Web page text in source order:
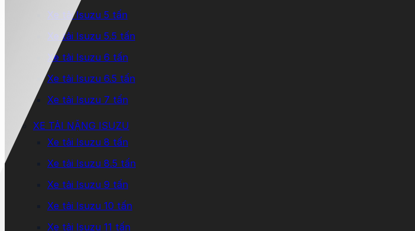
Xe tải Isuzu 5 tấn
Xe tải Isuzu 5.5 tấn
Xe tải Isuzu 6 tấn
Xe tải Isuzu 6.5 tấn
Xe tải Isuzu 7 tấn
XE TẢI NẶNG ISUZU
Xe tải Isuzu 8 tấn
Xe tải Isuzu 8.5 tấn
Xe tải Isuzu 9 tấn
Xe tải Isuzu 10 tấn
Xe tải Isuzu 11 tấn